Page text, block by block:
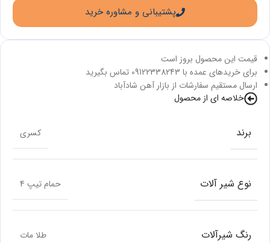
قیمت این محصول بروز است
برای خریدهای عمده با 09122338243 تماس بگیرید
ارسال مستقیم سفارشات از بازار آهن شادآباد
خلاصه ای از محصول
برند کسری
نوع شیر آلات حمام تیپ 4
رنگ شیرآلات طلا مات
پشتیبانی و مشاوره خرید